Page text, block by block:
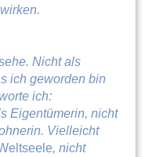
Nicht als
ich geworden bin
ich:
Eigentümerin, nicht
Vielleicht
, nicht